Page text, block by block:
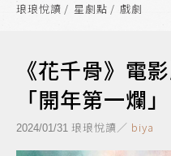
琅琅悅讀 星劇點 戲劇
《花千骨》電
「開年第一爛」
2024/01/31 琅琅悅讀／ biya